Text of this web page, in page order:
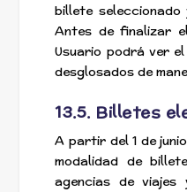
billete seleccionado
Antes de finalizar
Usuario podrá ver
desglosados de
13.5. Billetes
A partir del 1 de
modalidad de
agencias de viajes